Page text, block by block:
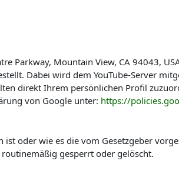
Parkway, Mountain View, CA 94043,
Dabei wird dem YouTube-Server
direkt Ihrem persönlichen Profil
von Google unter: https://
oder wie es die vom Gesetzgeber
gesperrt oder gelöscht.